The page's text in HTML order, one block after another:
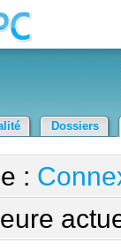
Dossiers
: